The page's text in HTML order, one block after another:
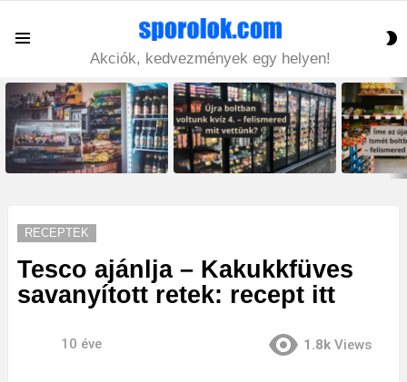
Akciók, kedvezmények egy helyen!
LATEST
STORIES
RECEPTEK
Tesco ajánlja – Kakukkfüves
savanyított retek: recept itt
10 éve 1.8k Views